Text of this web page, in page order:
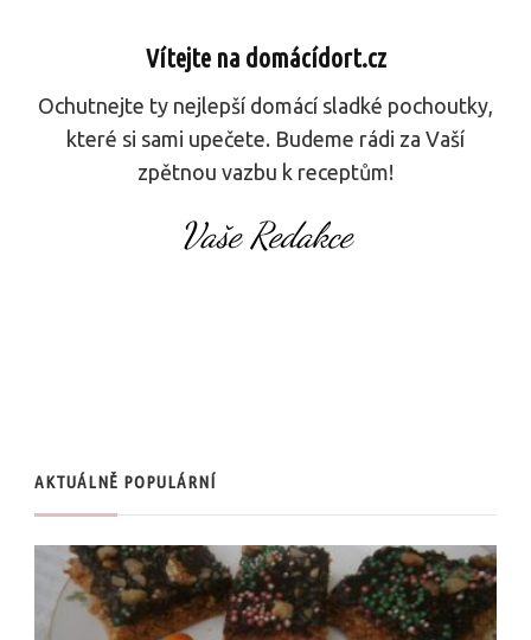
Vítejte na domácídort.cz
Ochutnejte ty nejlepší domácí sladké pochoutky,
které si sami upečete. Budeme rádi za Vaší
zpětnou vazbu k receptům!
Vaše Redakce
AKTUÁLNĚ POPULÁRNÍ